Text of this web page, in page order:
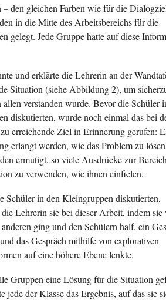
– den gleichen Farben wie für die
in die Mitte des Arbeitsbereichs für die
gelegt. Jede Gruppe hatte auf diese
und erklärte die Lehrerin an der
Situation (siehe Abbildung 2), um
allen verstanden wurde. Bevor die Schüler
diskutierten, wurde noch einmal das bei
erreichende Ziel in Erinnerung gerufen:
erlangt werden, wie das Problem zu
ermutigt, so viele Ausdrücke zur
zu verwenden, wie ihnen einfielen.
Schüler in den Kleingruppen diskutierten,
Lehrerin sie bei dieser Arbeit, indem sie
ging und den Schülern half, ein
das Gespräch mithilfe von explorativen
auf eine höhere Ebene lenkte.
Gruppen eine Lösung für die Situation
jede der Klasse das Ergebnis, auf das sie